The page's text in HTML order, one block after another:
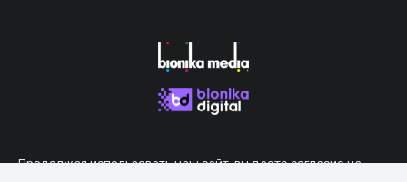
Продолжая использовать наш сайт, вы даете согласие на